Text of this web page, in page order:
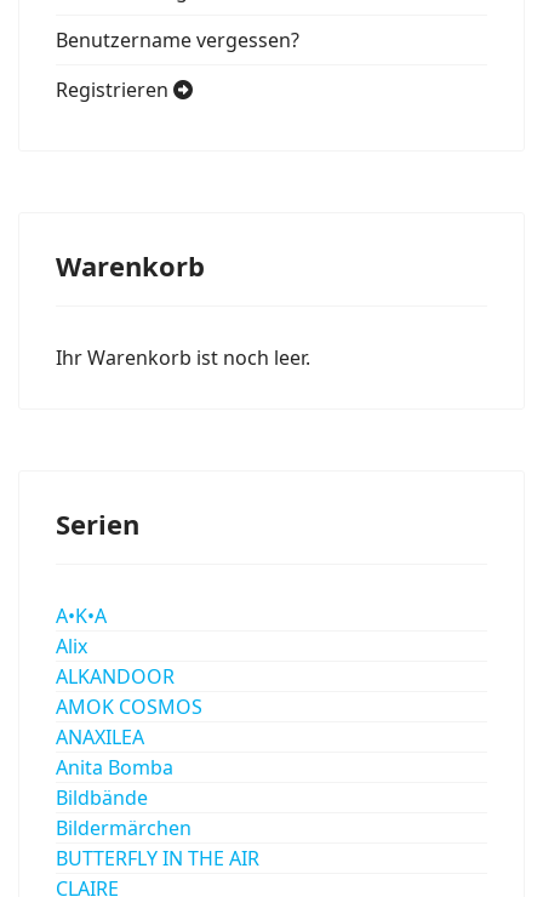
Benutzername vergessen?
Registrieren
Warenkorb
Ihr Warenkorb ist noch leer.
Serien
A•K•A
Alix
ALKANDOOR
AMOK COSMOS
ANAXILEA
Anita Bomba
Bildbände
Bildermärchen
BUTTERFLY IN THE AIR
CLAIRE